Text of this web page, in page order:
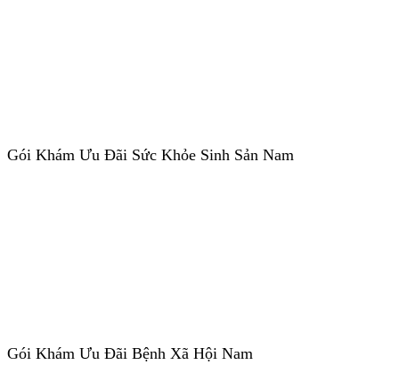
Gói Khám Ưu Đãi Sức Khỏe Sinh Sản Nam
Gói Khám Ưu Đãi Bệnh Xã Hội Nam